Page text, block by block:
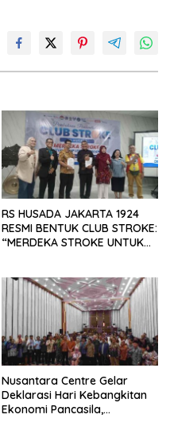
RS HUSADA JAKARTA 1924
RESMI BENTUK CLUB STROKE:
“MERDEKA STROKE UNTUK
Nusantara Centre Gelar
Deklarasi Hari Kebangkitan
Ekonomi Pancasila,